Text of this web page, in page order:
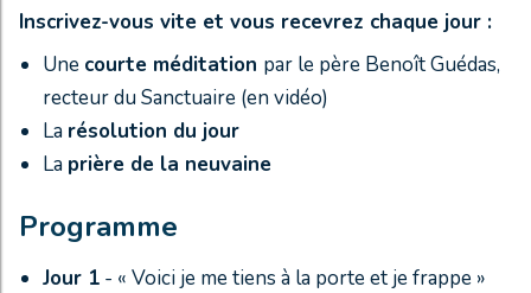
Inscrivez-vous vite et vous recevrez chaque jour :
Une courte méditation par le père Benoît Guédas,
recteur du Sanctuaire (en vidéo)
La résolution du jour
La prière de la neuvaine
Programme
Jour 1 - « Voici je me tiens à la porte et je frappe »